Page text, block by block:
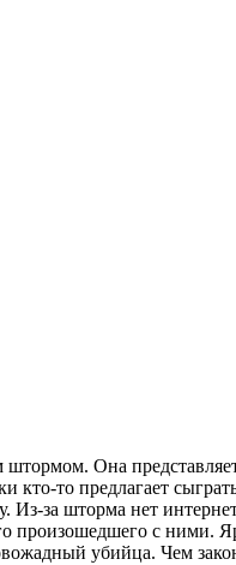
Она
то предлагает
за шторма нет
произошедшего с ними.
убийца. Чем